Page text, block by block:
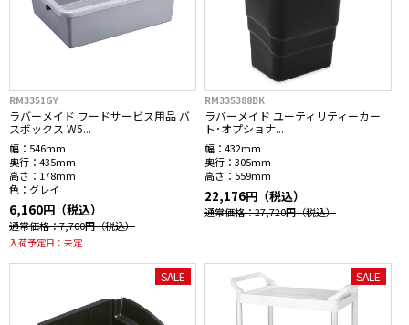
RM3351GY
ラバーメイド フードサービス用品 バ
スボックス W5...
幅： 546mm
奥行： 435mm
高さ： 178mm
色： グレイ
6,160円（税込）
通常価格：7,700円（税込）
入荷予定日： 未定
RM335388BK
ラバーメイド ユーティリティーカー
ト･オプショナ...
幅： 432mm
奥行： 305mm
高さ： 559mm
22,176円（税込）
通常価格：27,720円（税込）
SALE SALE